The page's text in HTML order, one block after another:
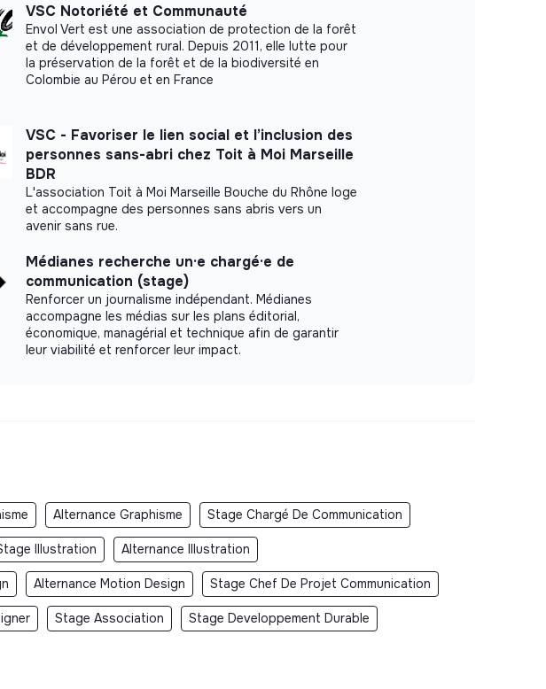
VSC Notoriété et Communauté
Envol Vert est une association de protection de la forêt
et de développement rural. Depuis 2011, elle lutte pour
la préservation de la forêt et de la biodiversité en
Colombie au Pérou et en France
VSC - Favoriser le lien social et l’inclusion des
personnes sans-abri chez Toit à Moi Marseille
BDR
L'association Toit à Moi Marseille Bouche du Rhône loge
et accompagne des personnes sans abris vers un
avenir sans rue.
Médianes recherche un·e chargé·e de
communication (stage)
Renforcer un journalisme indépendant. Médianes
accompagne les médias sur les plans éditorial,
économique, managérial et technique afin de garantir
leur viabilité et renforcer leur impact.
Alternance Graphisme Stage Chargé De Communication
Illustration Alternance Illustration
Alternance Motion Design Stage Chef De Projet Communication
Stage Association Stage Developpement Durable